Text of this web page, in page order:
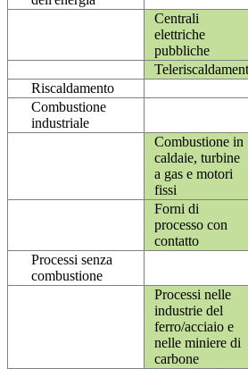
Centrali
elettriche
pubbliche
Riscaldamento
Combustione
industriale
Combustione in
caldaie, turbine
a gas e motori
fissi
Forni di
processo con
contatto
Processi senza
combustione
Processi nelle
industrie del
ferro/acciaio e
nelle miniere di
carbone